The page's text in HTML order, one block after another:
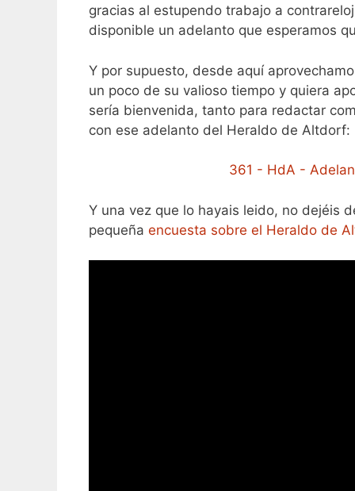
gracias al estupendo trabajo a
disponible un adelanto que esperamos
Y por supuesto, desde aquí
un poco de su valioso tiempo y quiera
sería bienvenida, tanto para redactar
con ese adelanto del Heraldo de Altdorf:
361 - HdA -
Y una vez que lo hayais leido, no dejéis
pequeña encuesta sobre el Heraldo de